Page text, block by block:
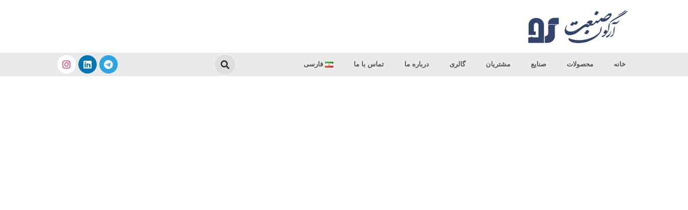
خانه محصولات صنایع مشتریان گالری درباره ما تماس با ما فارسی